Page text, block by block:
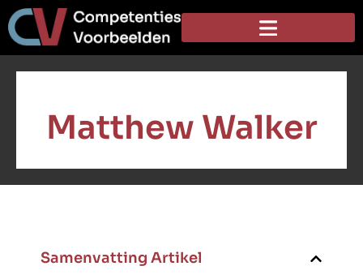
Matthew Walker
Samenvatting Artikel